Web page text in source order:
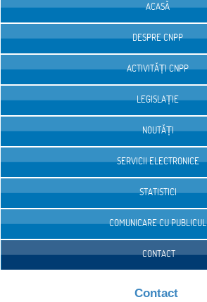
ACASĂ
DESPRE CNPP
ACTIVITĂȚI CNPP
LEGISLAȚIE
NOUTĂȚI
SERVICII ELECTRONICE
STATISTICI
COMUNICARE CU PUBLICUL
CONTACT
Contact